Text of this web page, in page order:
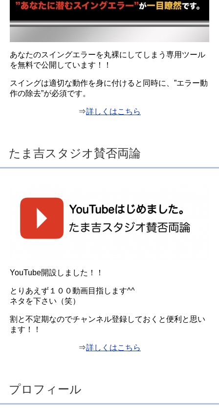
あなたのスイングエラーを丸裸にしてしまう専用ツール
を無料で公開しています！！
スイングは適切な動作を身に付けると同時に、”エラー動
作の除去”が必須です。
⇒詳しくはこちら
たま吉スタジオ賛否両論
YouTube開設しました！！
とりあえず１００動画目指します^^
ネタを下さい（笑）
割と不定期なのでチャンネル登録しておくと便利と思い
ます！！
⇒詳しくはこちら
プロフィール